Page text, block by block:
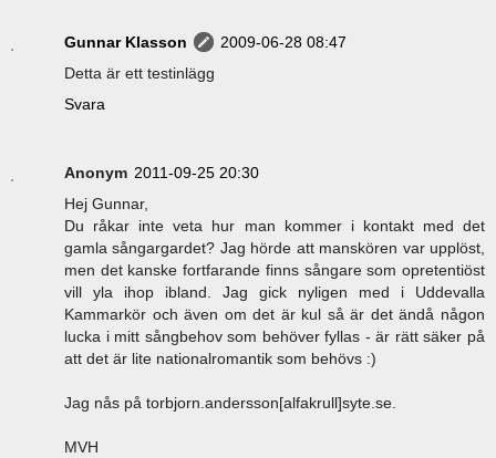
Gunnar Klasson
2009-06-28 08:47
Detta är ett testinlägg
Svara
Anonym 2011-09-25 20:30
Hej Gunnar,
Du råkar inte veta hur man kommer i kontakt med det
gamla sångargardet? Jag hörde att manskören var upplöst,
men det kanske fortfarande finns sångare som opretentiöst
vill yla ihop ibland. Jag gick nyligen med i Uddevalla
Kammarkör och även om det är kul så är det ändå någon
lucka i mitt sångbehov som behöver fyllas - är rätt säker på
att det är lite nationalromantik som behövs :)
Jag nås på torbjorn.andersson[alfakrull]syte.se.
MVH